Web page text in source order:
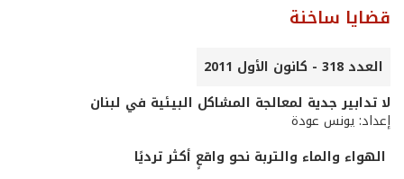
قضايا ساخنة
العدد 318 - كانون الأول 2011
لا تدابير جدية لمعالجة المشاكل البيئية في لبنان
إعداد: يونس عودة
الهواء والماء والتربة نحو واقعٍ أكثر ترديًا